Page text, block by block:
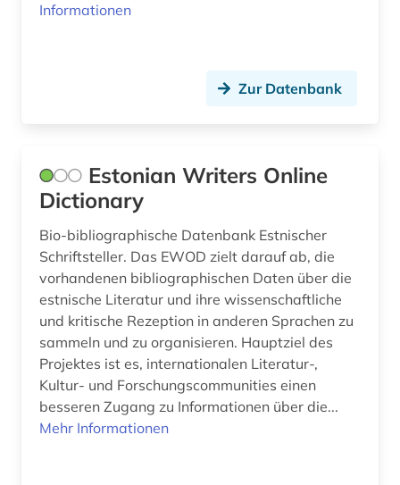
religion (3)
religionswissenschaftliches studium (1)
rock (1)
rock-musik (1)
romanistik (1)
rumänien (1)
saarland (1)
satellitenbilder (1)
schleswig-holstein (1)
schlüsselwort (1)
Informationen
Zur Datenbank
Estonian Writers Online
Dictionary
Bio-bibliographische Datenbank Estnischer
Schriftsteller. Das EWOD zielt darauf ab, die
vorhandenen bibliographischen Daten über die
estnische Literatur und ihre wissenschaftliche
und kritische Rezeption in anderen Sprachen zu
sammeln und zu organisieren. Hauptziel des
Projektes ist es, internationalen Literatur-,
Kultur- und Forschungscommunities einen
besseren Zugang zu Informationen über die...
Mehr Informationen